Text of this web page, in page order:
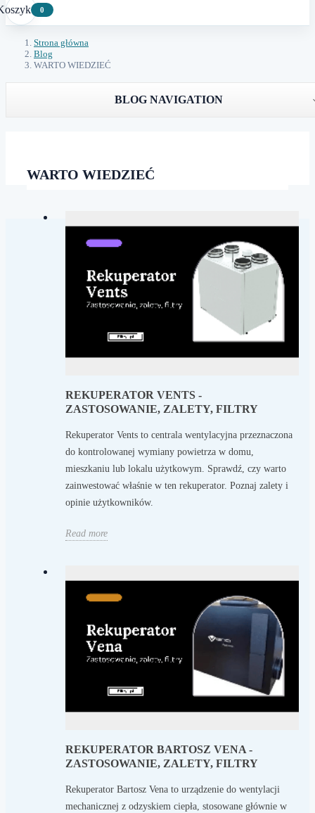
0
Strona główna
Blog
WARTO WIEDZIEĆ
BLOG NAVIGATION
WARTO WIEDZIEĆ
REKUPERATOR VENTS -
ZASTOSOWANIE, ZALETY, FILTRY
Rekuperator Vents to centrala wentylacyjna przeznaczona
do kontrolowanej wymiany powietrza w domu,
mieszkaniu lub lokalu użytkowym. Sprawdź, czy warto
zainwestować właśnie w ten rekuperator. Poznaj zalety i
opinie użytkowników.
Read more
REKUPERATOR BARTOSZ VENA -
ZASTOSOWANIE, ZALETY, FILTRY
Rekuperator Bartosz Vena to urządzenie do wentylacji
mechanicznej z odzyskiem ciepła, stosowane głównie w